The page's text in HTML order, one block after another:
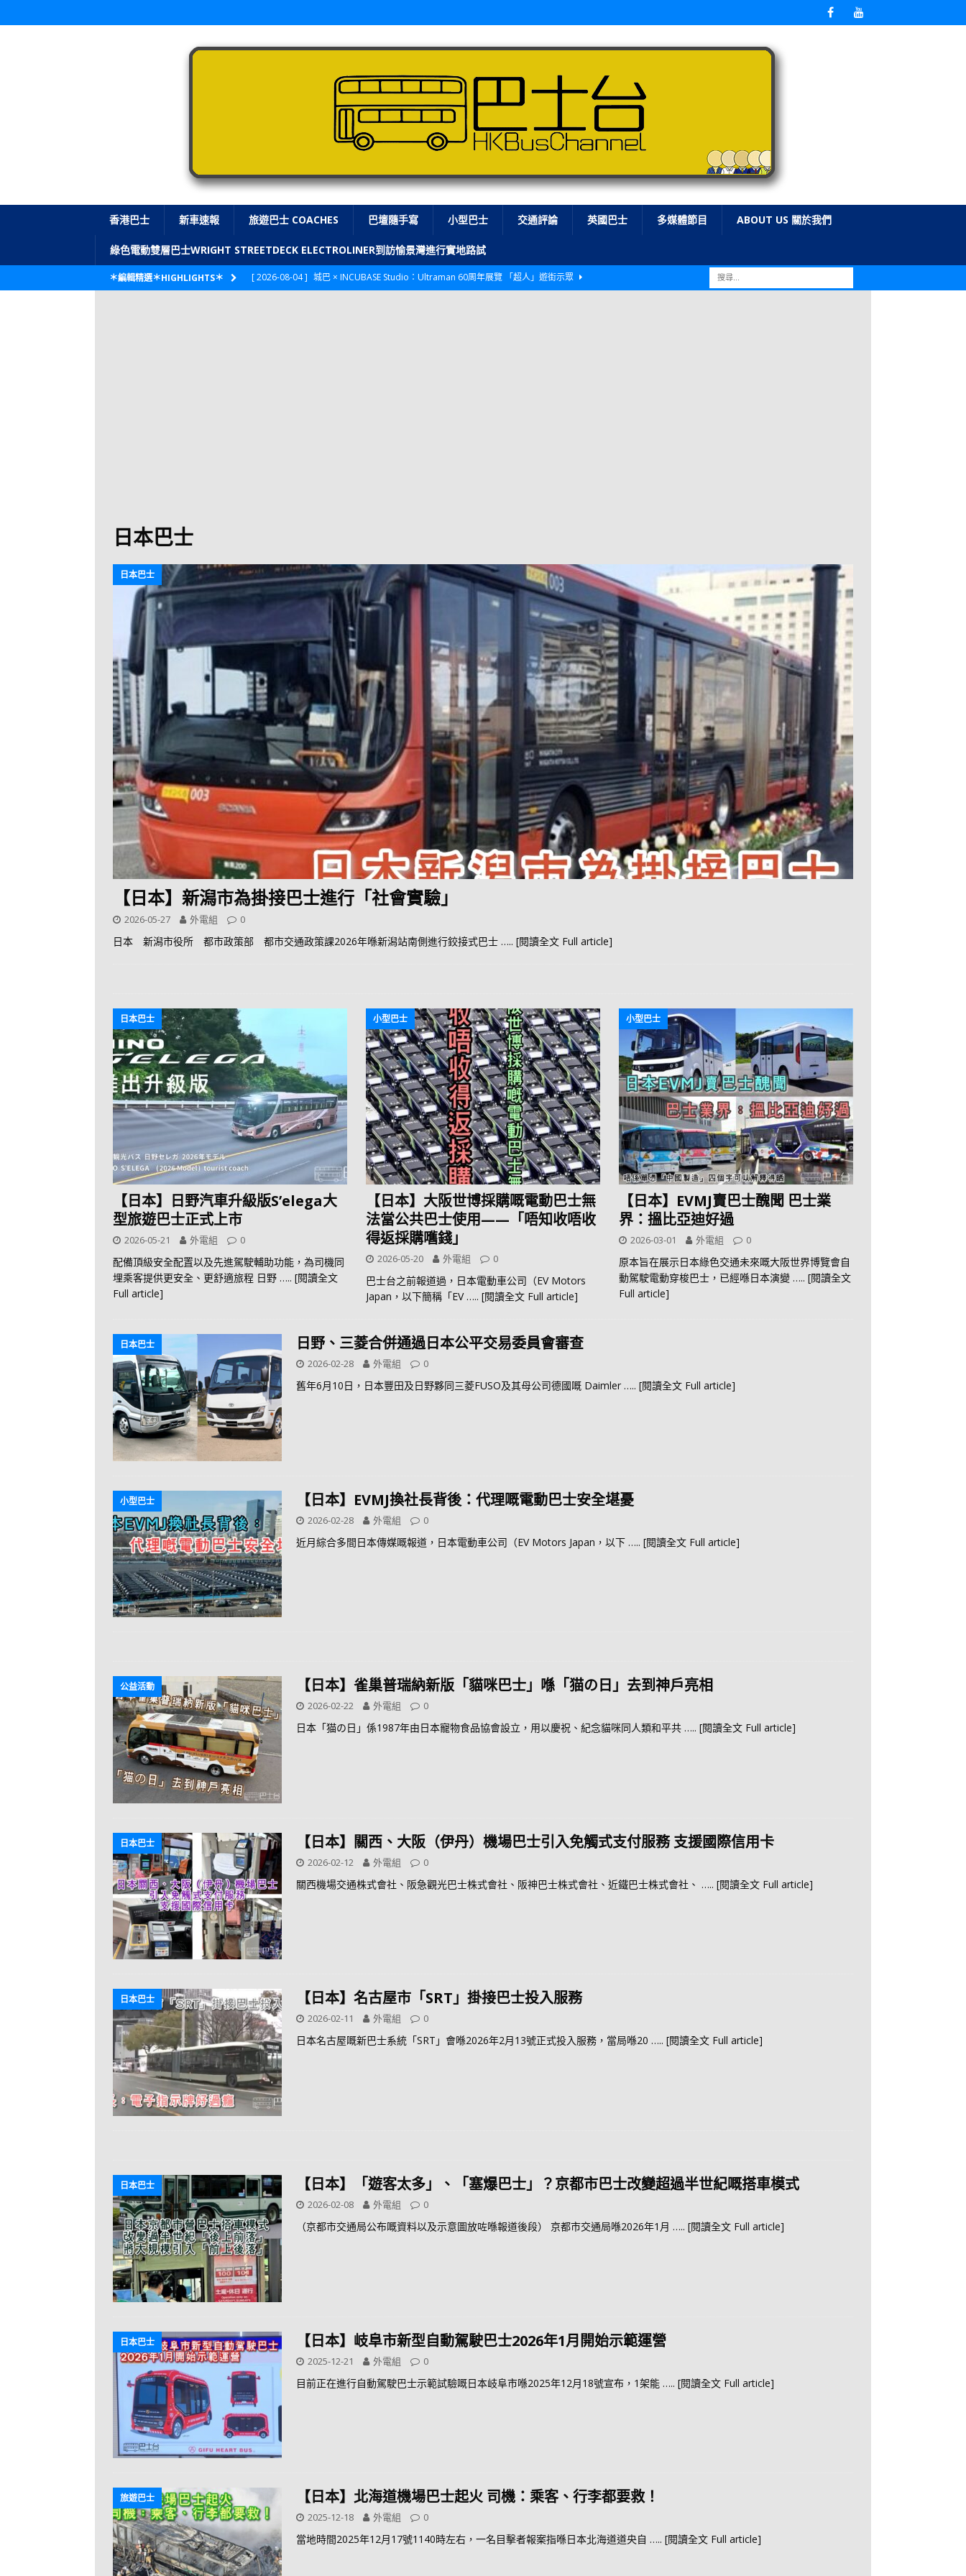
香港巴士 新車速報 旅遊巴士 COACHES 巴壇隨手寫 小型巴士 交通評論 英國巴士 多媒體節目 ABOUT US 關於我們
綠色電動雙層巴士WRIGHT STREETDECK ELECTROLINER到訪愉景灣進行實地路試
＊編輯精選＊HIGHLIGHTS＊ [ 2026-08-04 ] 城巴 × INCUBASE Studio：Ultraman 60周年展覽 「超人」遊街示眾
[ 2026-06-23 ]
【纜車】昂坪360正式開展20周年慶典 玩轉「日與夜」好時光
MTR 港
鐵
Adidas FIFA 世界盃 The Yard 巴士巡遊 CITYBUS 城巴
日本巴士
日本巴士
【日本】新潟市為掛接巴士進行「社會實驗」
2026-05-27 外電組 0
日本 新潟市役所 都市政策部 都市交通政策課2026年喺新潟站南側進行鉸接式巴士 ….. [閱讀全文 Full article]
日本巴士
【日本】日野汽車升級版S’elega大
型旅遊巴士正式上市
2026-05-21 外電組 0
配備頂級安全配置以及先進駕駛輔助功能，為司機同
埋乘客提供更安全、更舒適旅程 日野 ….. [閱讀全文
Full article]
小型巴士
【日本】大阪世博採購嘅電動巴士無
法當公共巴士使用——「唔知收唔收
得返採購嚿錢」
2026-05-20 外電組 0
巴士台之前報道過，日本電動車公司（EV Motors
Japan，以下簡稱「EV ….. [閱讀全文 Full article]
小型巴士
【日本】EVMJ賣巴士醜聞 巴士業
界：搵比亞迪好過
2026-03-01 外電組 0
原本旨在展示日本綠色交通未來嘅大阪世界博覽會自
動駕駛電動穿梭巴士，已經喺日本演變 ….. [閱讀全文
Full article]
日本巴士 日野、三菱合併通過日本公平交易委員會審查
2026-02-28 外電組 0
舊年6月10日，日本豐田及日野夥同三菱FUSO及其母公司德國嘅 Daimler ….. [閱讀全文 Full article]
小型巴士 【日本】EVMJ換社長背後：代理嘅電動巴士安全堪憂
2026-02-28 外電組 0
近月綜合多間日本傳媒嘅報道，日本電動車公司（EV Motors Japan，以下 ….. [閱讀全文 Full article]
公益活動 【日本】雀巢普瑞納新版「貓咪巴士」喺「猫の日」去到神戶亮相
2026-02-22 外電組 0
日本「猫の日」係1987年由日本寵物食品協會設立，用以慶祝、紀念貓咪同人類和平共 ….. [閱讀全文 Full article]
日本巴士 【日本】關西、大阪（伊丹）機場巴士引入免觸式支付服務 支援國際信用卡
2026-02-12 外電組 0
關西機場交通株式會社、阪急觀光巴士株式會社、阪神巴士株式會社、近鐵巴士株式會社、 ….. [閱讀全文 Full article]
日本巴士 【日本】名古屋市「SRT」掛接巴士投入服務
2026-02-11 外電組 0
日本名古屋嘅新巴士系統「SRT」會喺2026年2月13號正式投入服務，當局喺20 ….. [閱讀全文 Full article]
日本巴士 【日本】「遊客太多」、「塞爆巴士」？京都市巴士改變超過半世紀嘅搭車模式
2026-02-08 外電組 0
（京都市交通局公布嘅資料以及示意圖放咗喺報道後段） 京都市交通局喺2026年1月 ….. [閱讀全文 Full article]
日本巴士 【日本】岐阜市新型自動駕駛巴士2026年1月開始示範運營
2025-12-21 外電組 0
目前正在進行自動駕駛巴士示範試驗嘅日本岐阜市喺2025年12月18號宣布，1架能 ….. [閱讀全文 Full article]
旅遊巴士 【日本】北海道機場巴士起火 司機：乘客、行李都要救！
2025-12-18 外電組 0
當地時間2025年12月17號1140時左右，一名目擊者報案指喺日本北海道道央自 ….. [閱讀全文 Full article]